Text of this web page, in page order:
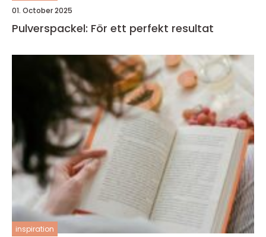
01. October 2025
Pulverspackel: För ett perfekt resultat
inspiration